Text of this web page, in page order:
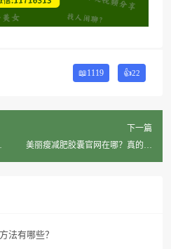
📖1119 👍22
下一篇
美丽瘦减肥胶囊官网在哪？真的有
法有哪些？